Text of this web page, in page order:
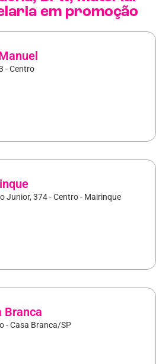
em promoção
- Centro
Junior, 374 - Centro - Mairinque
Branca
- Casa Branca/SP